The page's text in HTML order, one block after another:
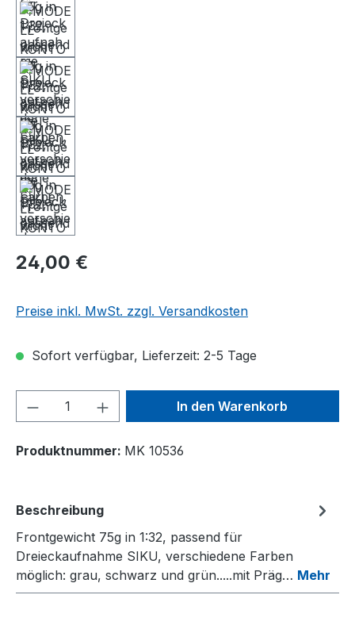
24,00 €
Preise inkl. MwSt. zzgl. Versandkosten
Sofort verfügbar, Lieferzeit: 2-5 Tage
Produkt Anzahl: Gib denIn den Warenkorb
Produktnummer: MK 10536
Beschreibung
Frontgewicht 75g in 1:32, passend für
Dreieckaufnahme SIKU, verschiedene Farben
möglich: grau, schwarz und grün.....mit Präg… Mehr